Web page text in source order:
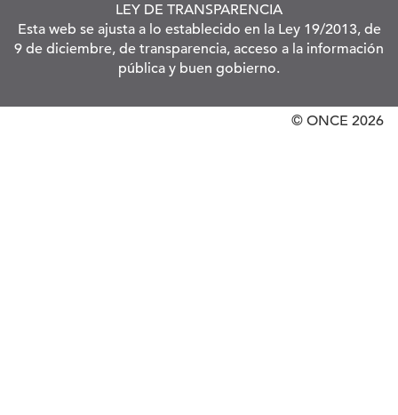
LEY DE TRANSPARENCIA
Esta web se ajusta a lo establecido en la Ley 19/2013, de
9 de diciembre, de transparencia, acceso a la información
pública y buen gobierno.
© ONCE 2026